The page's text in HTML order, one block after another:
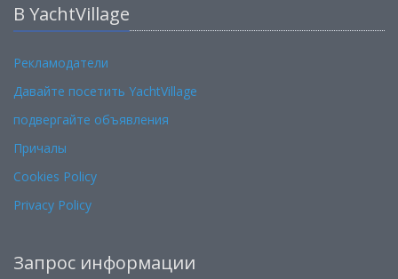
В YachtVillage
Рекламодатели
Давайте посетить YachtVillage
подвергайте объявления
Причалы
Cookies Policy
Privacy Policy
Запрос информации